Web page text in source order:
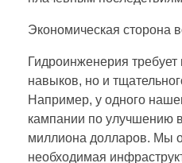
Экономическая сторона
Гидроинженерия требует
навыков, но и
Например, у одного
кампании по улучшению
миллиона долларов. Мы
необходимая